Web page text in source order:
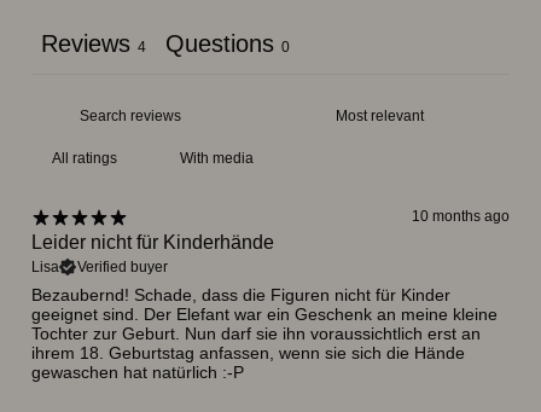
Reviews 4 Questions 0
With media
10 months ago
Leider nicht für Kinderhände
Lisa Verified buyer
Bezaubernd! Schade, dass die Figuren nicht für Kinder
geeignet sind. Der Elefant war ein Geschenk an meine kleine
Tochter zur Geburt. Nun darf sie ihn voraussichtlich erst an
ihrem 18. Geburtstag anfassen, wenn sie sich die Hände
gewaschen hat natürlich :-P